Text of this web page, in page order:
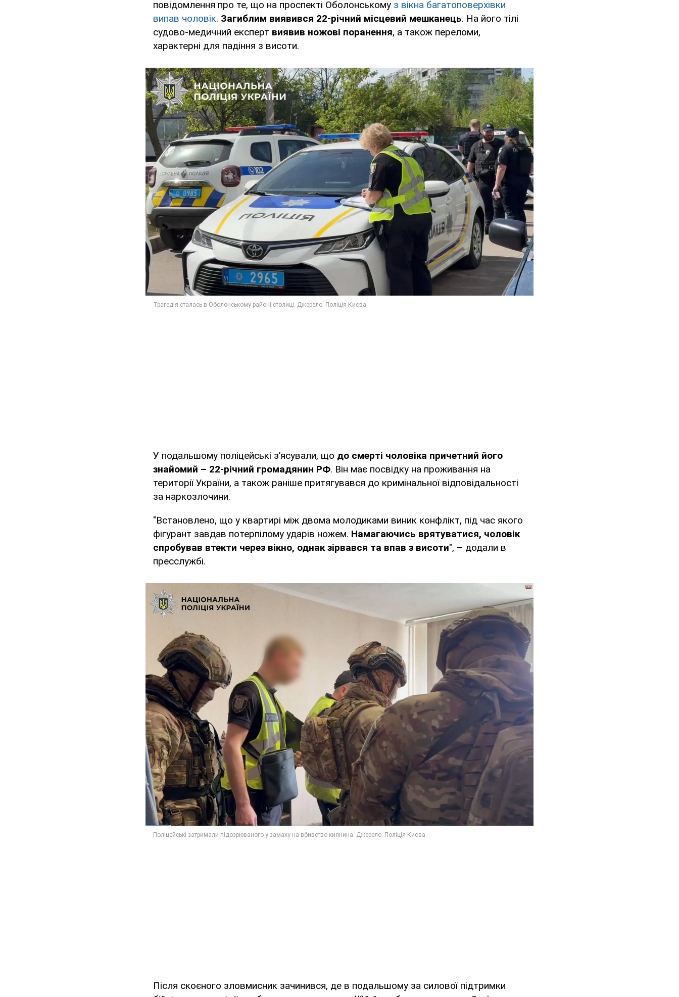
повідомлення про те, що на проспекті Оболонському з вікна багатоповерхівки
випав чоловік. Загиблим виявився 22-річний місцевий мешканець. На його тілі
судово-медичний експерт виявив ножові поранення, а також переломи,
характерні для падіння з висоти.
У подальшому поліцейські з’ясували, що до смерті чоловіка причетний його
знайомий – 22-річний громадянин РФ. Він має посвідку на проживання на
території України, а також раніше притягувався до кримінальної відповідальності
за наркозлочини.
"Встановлено, що у квартирі між двома молодиками виник конфлікт, під час якого
фігурант завдав потерпілому ударів ножем. Намагаючись врятуватися, чоловік
спробував втекти через вікно, однак зірвався та впав з висоти", – додали в
пресслужбі.
Після скоєного зловмисник зачинився, де в подальшому за силової підтримки